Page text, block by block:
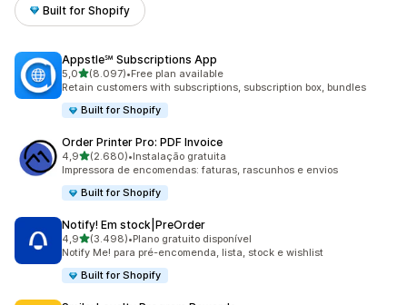
Built for Shopify
Appstle℠ Subscriptions App
5,0de 5 estrelas
(8.097)
8097 total de avaliações
•Free plan available
Retain customers with subscriptions, subscription box, bundles
Built for Shopify
Order Printer Pro: PDF Invoice
4,9de 5 estrelas
(2.680)
2680 total de avaliações
•Instalação gratuita
Impressora de encomendas: faturas, rascunhos e envios
Built for Shopify
Notify! Em stock|PreOrder
4,9de 5 estrelas
(3.498)
3498 total de avaliações
•Plano gratuito disponível
Notify Me! para pré-encomenda, lista, stock e wishlist
Built for Shopify